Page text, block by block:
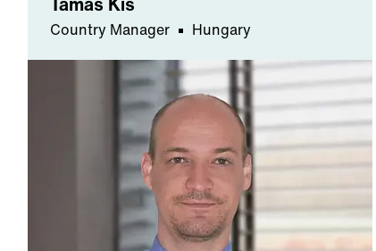
Country Manager Hungary